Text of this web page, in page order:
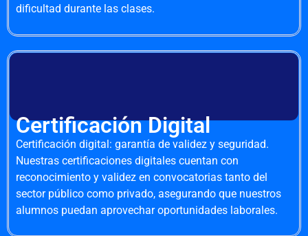
dificultad durante las clases.
Certificación Digital
Certificación digital: garantía de validez y seguridad.
Nuestras certificaciones digitales cuentan con
reconocimiento y validez en convocatorias tanto del
sector público como privado, asegurando que nuestros
alumnos puedan aprovechar oportunidades laborales.